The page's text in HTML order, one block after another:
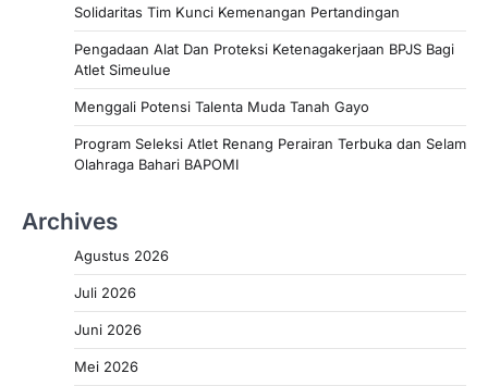
Solidaritas Tim Kunci Kemenangan Pertandingan
Pengadaan Alat Dan Proteksi Ketenagakerjaan BPJS Bagi
Atlet Simeulue
Menggali Potensi Talenta Muda Tanah Gayo
Program Seleksi Atlet Renang Perairan Terbuka dan Selam
Olahraga Bahari BAPOMI
Archives
Agustus 2026
Juli 2026
Juni 2026
Mei 2026